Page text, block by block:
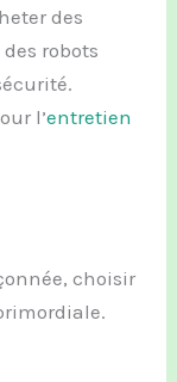
des
robots
l’entretien
choisir